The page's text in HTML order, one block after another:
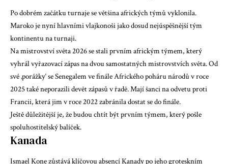
Po dobrém začátku turnaje se většina afrických týmů vyklonila.
Maroko je nyní hlavními vlajkonoši jako dosud nejúspěšnější tým
kontinentu na turnaji.
Na mistrovství světa 2026 se stali prvním africkým týmem, který
vyhrál vyřazovací zápas na dvou samostatných mistrovstvích světa. Od
své ‚porážky‘ se Senegalem ve finále Afrického poháru národů v roce
2025 také neporazili devět zápasů v řadě. Mají šanci na odvetu proti
Francii, která jim v roce 2022 zabránila dostat se do finále.
Ještě důležitější je, že budou chtít být prvním týmem, který pošle
spoluhostitelský balíček.
Kanada
Ismael Kone zůstává klíčovou absencí Kanady po jeho groteskním